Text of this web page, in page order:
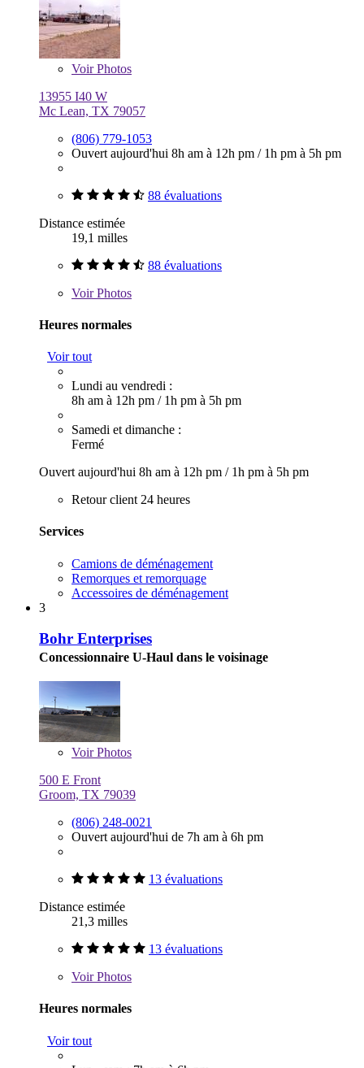
VoirPhotos
13955 I40 W
Mc Lean, TX 79057
(806) 779-1053
Ouvert aujourd'hui 8h am à 12h pm / 1h pm à 5h pm
88 évaluations
Distance estimée
19,1 milles
88 évaluations
VoirPhotos
Heures normales
Voir tout
Lundi au vendredi :
8h am à 12h pm / 1h pm à 5h pm
Samedi et dimanche :
Fermé
Ouvert aujourd'hui 8h am à 12h pm / 1h pm à 5h pm
Retour client 24 heures
Services
Camions de déménagement
Remorques et remorquage
Accessoires de déménagement
3
Bohr Enterprises
Concessionnaire U-Haul dans le voisinage
VoirPhotos
500 E Front
Groom, TX 79039
(806) 248-0021
Ouvert aujourd'hui de 7h am à 6h pm
13 évaluations
Distance estimée
21,3 milles
13 évaluations
VoirPhotos
Heures normales
Voir tout